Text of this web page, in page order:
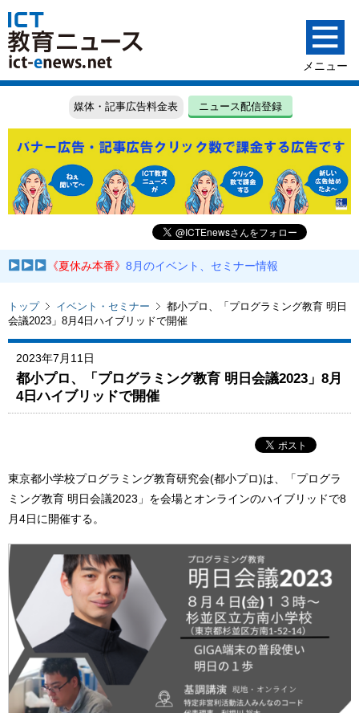
媒体・記事広告料金表 ニュース配信登録
《夏休み本番》8月のイベント、セミナー情報
トップ イベント・セミナー
都小プロ、「プログラミング教育 明日
会議2023」8月4日ハイブリッドで開催
2023年7月11日
都小プロ、「プログラミング教育 明日会議2023」8月
4日ハイブリッドで開催
東京都小学校プログラミング教育研究会(都小プロ)は、「プログラ
ミング教育 明日会議2023」を会場とオンラインのハイブリッドで8
月4日に開催する。